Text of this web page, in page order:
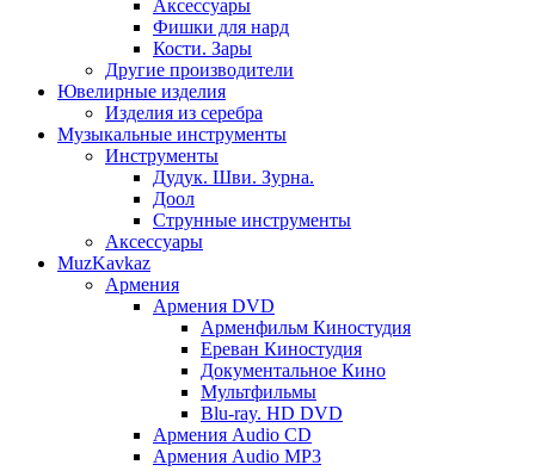
Аксессуары
Фишки для нард
Кости. Зары
Другие производители
Ювелирные изделия
Изделия из серебра
Музыкальные инструменты
Инструменты
Дудук. Шви. Зурна.
Доол
Струнные инструменты
Аксессуары
MuzKavkaz
Армения
Армения DVD
Арменфильм Киностудия
Ереван Киностудия
Документальное Кино
Мультфильмы
Blu-ray. HD DVD
Армения Audio CD
Армения Audio MP3